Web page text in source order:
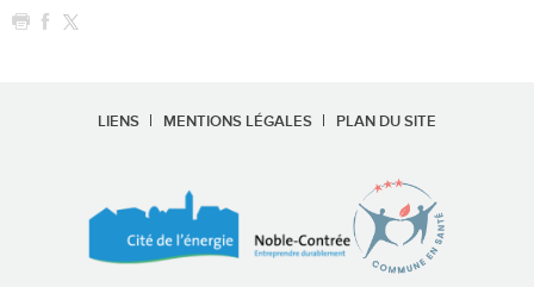
LIENS MENTIONS LÉGALES PLAN DU SITE